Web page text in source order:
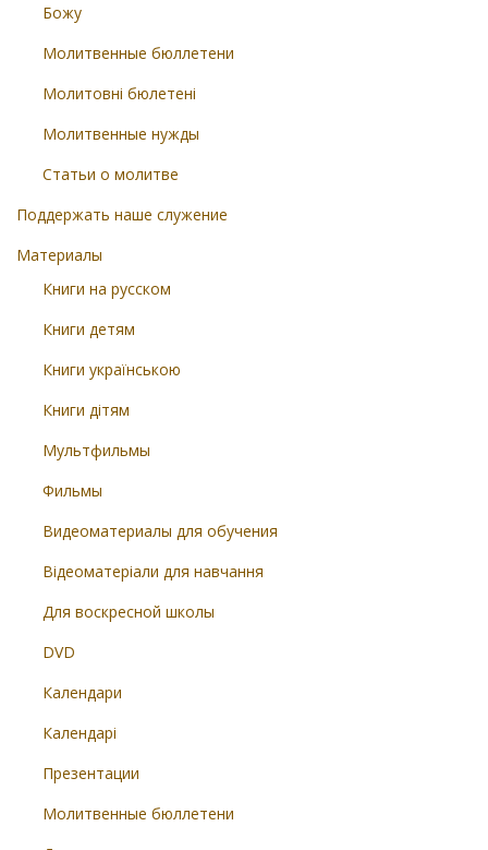
Божу
Молитвенные бюллетени
Молитовні бюлетені
Молитвенные нужды
Статьи о молитве
Поддержать наше служение
Материалы
Книги на русском
Книги детям
Книги українською
Книги дітям
Мультфильмы
Фильмы
Видеоматериалы для обучения
Відеоматеріали для навчання
Для воскресной школы
DVD
Календари
Календарі
Презентации
Молитвенные бюллетени